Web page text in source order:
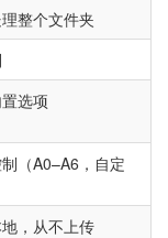
整个文件夹
选项
（A0–A6，自定
，从不上传